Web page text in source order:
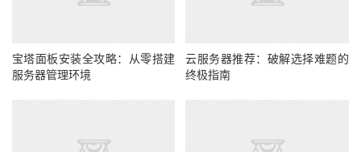
宝塔面板安装全攻略：从零搭建
服务器管理环境
云服务器推荐：破解选择难题的
终极指南